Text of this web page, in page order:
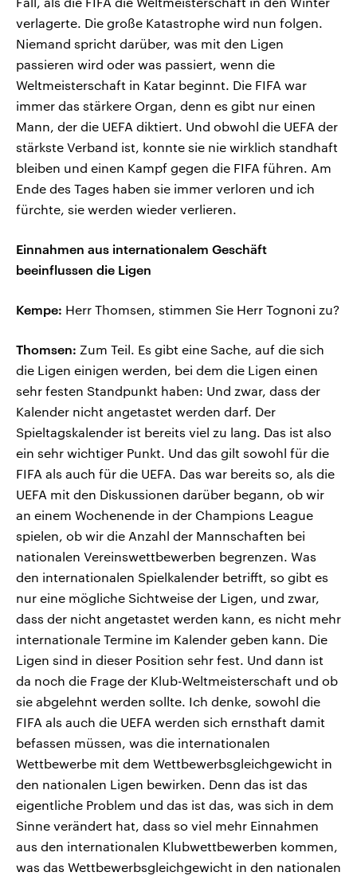
verlagerte. Die große Katastrophe wird nun folgen.
Niemand spricht darüber, was mit den Ligen
passieren wird oder was passiert, wenn die
Weltmeisterschaft in Katar beginnt. Die FIFA war
immer das stärkere Organ, denn es gibt nur einen
Mann, der die UEFA diktiert. Und obwohl die UEFA der
stärkste Verband ist, konnte sie nie wirklich standhaft
bleiben und einen Kampf gegen die FIFA führen. Am
Ende des Tages haben sie immer verloren und ich
fürchte, sie werden wieder verlieren.
Einnahmen aus internationalem Geschäft
beeinflussen die Ligen
Kempe: Herr Thomsen, stimmen Sie Herr Tognoni zu?
Thomsen: Zum Teil. Es gibt eine Sache, auf die sich
die Ligen einigen werden, bei dem die Ligen einen
sehr festen Standpunkt haben: Und zwar, dass der
Kalender nicht angetastet werden darf. Der
Spieltagskalender ist bereits viel zu lang. Das ist also
ein sehr wichtiger Punkt. Und das gilt sowohl für die
FIFA als auch für die UEFA. Das war bereits so, als die
UEFA mit den Diskussionen darüber begann, ob wir
an einem Wochenende in der Champions League
spielen, ob wir die Anzahl der Mannschaften bei
nationalen Vereinswettbewerben begrenzen. Was
den internationalen Spielkalender betrifft, so gibt es
nur eine mögliche Sichtweise der Ligen, und zwar,
dass der nicht angetastet werden kann, es nicht mehr
internationale Termine im Kalender geben kann. Die
Ligen sind in dieser Position sehr fest. Und dann ist
da noch die Frage der Klub-Weltmeisterschaft und ob
sie abgelehnt werden sollte. Ich denke, sowohl die
FIFA als auch die UEFA werden sich ernsthaft damit
befassen müssen, was die internationalen
Wettbewerbe mit dem Wettbewerbsgleichgewicht in
den nationalen Ligen bewirken. Denn das ist das
eigentliche Problem und das ist das, was sich in dem
Sinne verändert hat, dass so viel mehr Einnahmen
aus den internationalen Klubwettbewerben kommen,
was das Wettbewerbsgleichgewicht in den nationalen